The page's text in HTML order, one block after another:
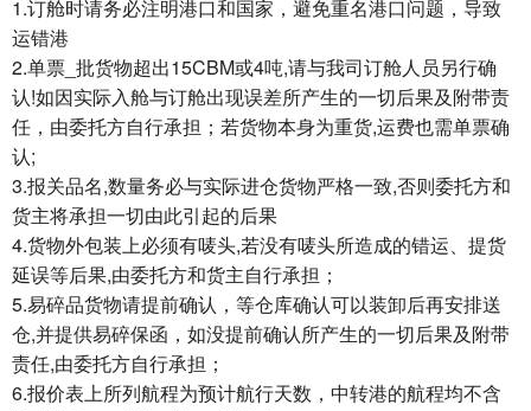
1.订舱时请务必注明港口和国家，避免重名港口问题，导致
运错港
2.单票_批货物超出15CBM或4吨,请与我司订舱人员另行确
认!如因实际入舱与订舱出现误差所产生的一切后果及附带责
任，由委托方自行承担；若货物本身为重货,运费也需单票确
认;
3.报关品名,数量务必与实际进仓货物严格一致,否则委托方和
货主将承担一切由此引起的后果
4.货物外包装上必须有唛头,若没有唛头所造成的错运、提货
延误等后果,由委托方和货主自行承担；
5.易碎品货物请提前确认，等仓库确认可以装卸后再安排送
仓,并提供易碎保函，如没提前确认所产生的一切后果及附带
责任,由委托方自行承担；
6.报价表上所列航程为预计航行天数，中转港的航程均不含